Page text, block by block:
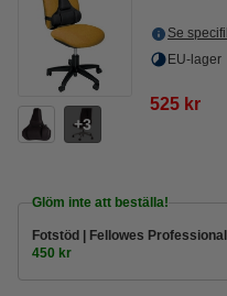
3
Se
EU-lager
525 kr
Glöm inte att beställa!
Fotstöd | Fellowes
450 kr